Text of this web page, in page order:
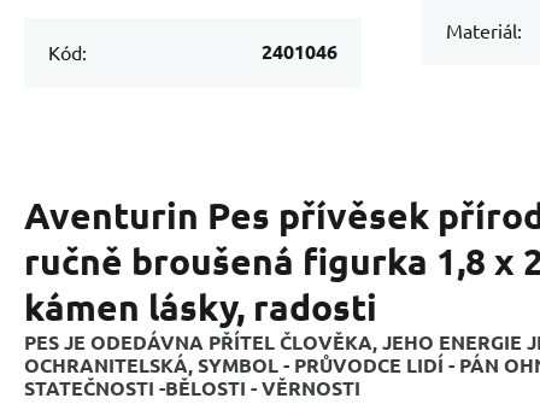
Kód: 2401046
Materiál:
Aventurin Pes přívěsek
ručně broušená figurka 1,8 x
kámen lásky, radosti
PES JE ODEDÁVNA PŘÍTEL ČLOVĚKA, JEHO ENERGIE
OCHRANITELSKÁ, SYMBOL - PRŮVODCE LIDÍ - PÁN
STATEČNOSTI -BĚLOSTI - VĚRNOSTI